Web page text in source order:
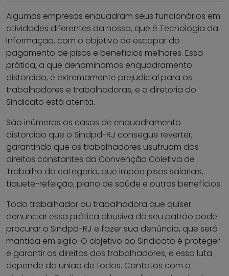
Algumas empresas enquadram seus funcionários em
atividades diferentes da nossa, que é Tecnologia da
Informação, com o objetivo de escapar do
pagamento de pisos e benefícios melhores. Essa
prática, a que denominamos enquadramento
distorcido, é extremamente prejudicial para os
trabalhadores e trabalhadoras, e a diretoria do
Sindicato está atenta.
São inúmeros os casos de enquadramento
distorcido que o Sindpd-RJ consegue reverter,
garantindo que os trabalhadores usufruam dos
direitos constantes da Convenção Coletiva de
Trabalho da categoria, que impõe pisos salariais,
tíquete-refeição, plano de saúde e outros benefícios.
Todo trabalhador ou trabalhadora que quiser
denunciar essa prática abusiva do seu patrão pode
procurar o Sindpd-RJ e fazer sua denúncia, que será
mantida em sigilo. O objetivo do Sindicato é proteger
e garantir os direitos dos trabalhadores, e essa luta
depende da união de todos. Contatos com a